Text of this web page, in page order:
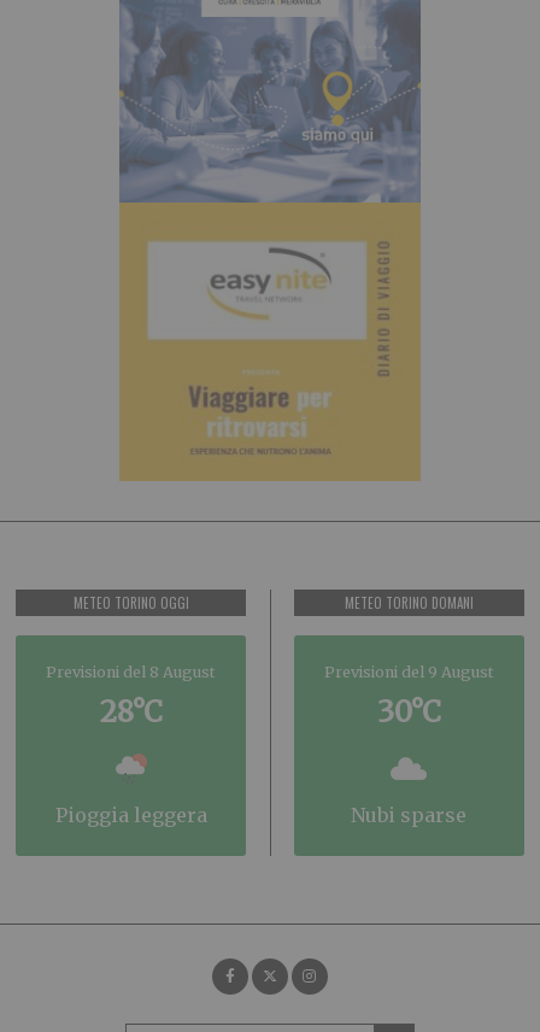
METEO TORINO OGGI
Previsioni del 8 August
28°C
pioggia leggera
METEO TORINO DOMANI
Previsioni del 9 August
30°C
nubi sparse